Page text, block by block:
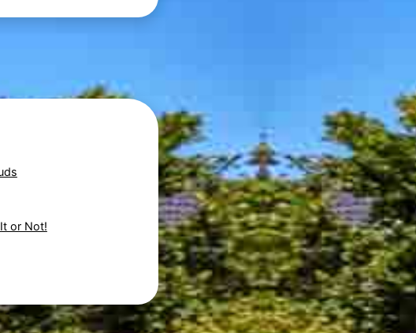
It or Not!